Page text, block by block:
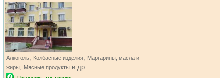
Алкоголь, Колбасные изделия, Маргарины, масла и
жиры, Мясные продукты и др...